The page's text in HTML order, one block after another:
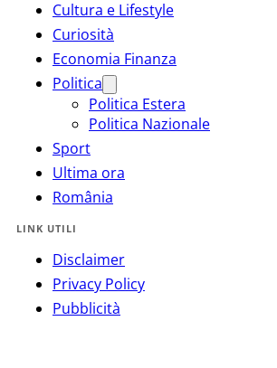
Cultura e Lifestyle
Curiosità
Economia Finanza
Politica
Politica Estera
Politica Nazionale
Sport
Ultima ora
România
LINK UTILI
Disclaimer
Privacy Policy
Pubblicità